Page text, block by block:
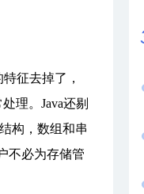
征去掉了，
理。Java还剔
构，数组和串
不必为存储管